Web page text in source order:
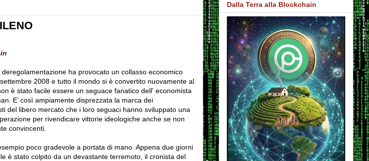
deregolamentazione ha provocato un collasso economico
2008 e tutto il mondo si è convertito nuovamente al
è stato facile essere un seguace fanatico dell' economista
E’ così ampiamente disprezzata la marca dei
del libero mercato che i loro seguaci hanno sviluppato una
per rivendicare vittorie ideologiche anche se non
convincenti.
poco gradevole a portata di mano. Appena due giorni
è stato colpito da un devastante terremoto, il cronista del
Dalla Terra alla Blockchain